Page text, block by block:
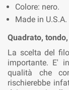
Colore: nero.
Made in U.S.A.
Quadrato,
La scelta del
importante. E'
qualità che
rischierebbe